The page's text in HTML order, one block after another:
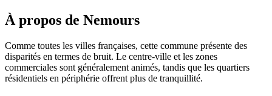
À propos de Nemours
Comme toutes les villes françaises, cette commune présente des
disparités en termes de bruit. Le centre-ville et les zones
commerciales sont généralement animés, tandis que les quartiers
résidentiels en périphérie offrent plus de tranquillité.